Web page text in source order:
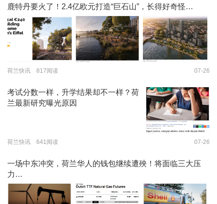
鹿特丹要火了！2.4亿欧元打造“巨石山”，长得好奇怪…
荷兰快讯 817阅读 07-26
考试分数一样，升学结果却不一样？荷
兰最新研究曝光原因
荷兰快讯 641阅读 07-26
一场中东冲突，荷兰华人的钱包继续遭殃！将面临三大压
力…